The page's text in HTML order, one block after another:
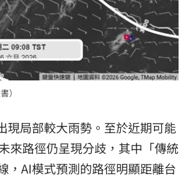
）
現局部較大雨勢。至於近期可能
來路徑仍呈現分歧，其中「傳統
，AI模式預測的路徑明顯距離台